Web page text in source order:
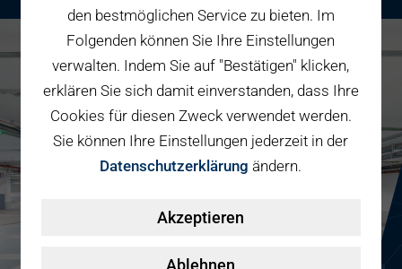
Parken
Reservieren
Fahrradparken
Geschäftspartner
Parkraumbewirtschaftung
Smart Mobility Hubs
Services
Karriere bei PBW
den bestmöglichen Service zu bieten. Im
Folgenden können Sie Ihre Einstellungen
verwalten. Indem Sie auf "Bestätigen" klicken,
erklären Sie sich damit einverstanden, dass Ihre
Cookies für diesen Zweck verwendet werden.
Sie können Ihre Einstellungen jederzeit in der
Datenschutzerklärung ändern.
Akzeptieren
Ablehnen